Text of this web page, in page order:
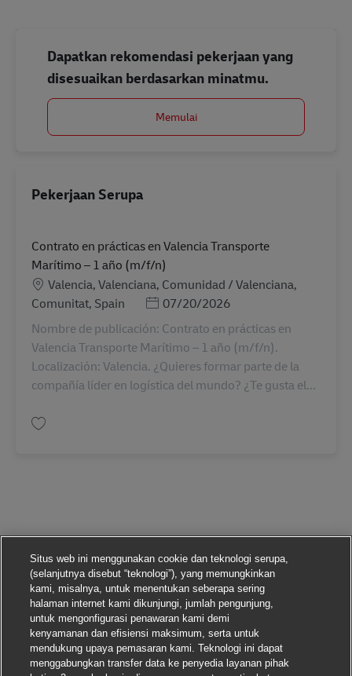
Dapatkan rekomendasi pekerjaan yang
disesuaikan berdasarkan minatmu.
Memulai
Pekerjaan Serupa
Contrato en prácticas en Valencia Transporte
Marítimo – 1 año (m/f/n)
LokasiValencia, Valenciana, Comunidad / Valenciana,
Comunitat, Spain
Posted Date
07/20/2026
Nombre de publicación: Contrato en prácticas en
Valencia Transporte Marítimo – 1 año (m/f/n).
Localización: Valencia. ¿Quieres formar parte de la
compañía líder en logística del mundo? ¿Te gusta el...
Situs web ini menggunakan cookie dan teknologi serupa,
(selanjutnya disebut “teknologi”), yang memungkinkan
kami, misalnya, untuk menentukan seberapa sering
halaman internet kami dikunjungi, jumlah pengunjung,
untuk mengonfigurasi penawaran kami demi
kenyamanan dan efisiensi maksimum, serta untuk
mendukung upaya pemasaran kami. Teknologi ini dapat
menggabungkan transfer data ke penyedia layanan pihak